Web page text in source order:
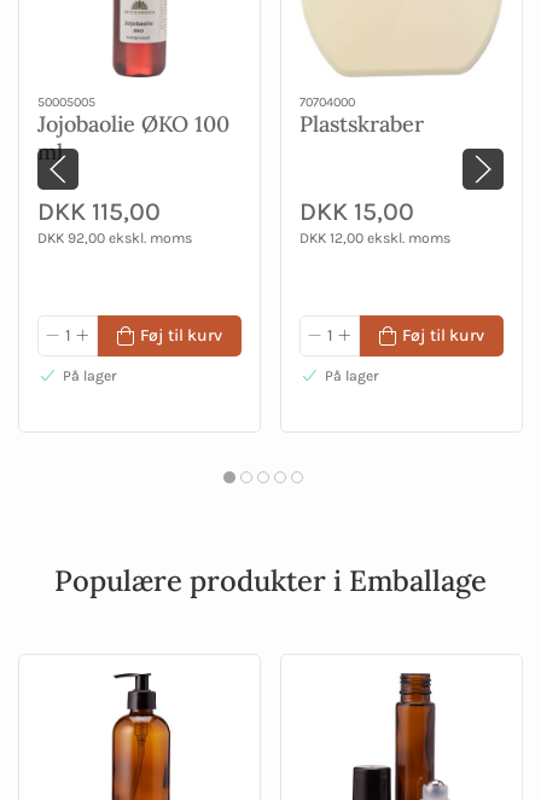
50005005
Jojobaolie ØKO 100
ml
DKK 115,00
DKK 92,00 ekskl. moms
Føj til kurv
På lager
70704000
Plastskraber
DKK 15,00
DKK 12,00 ekskl. moms
Føj til kurv
På lager
Populære produkter i Emballage